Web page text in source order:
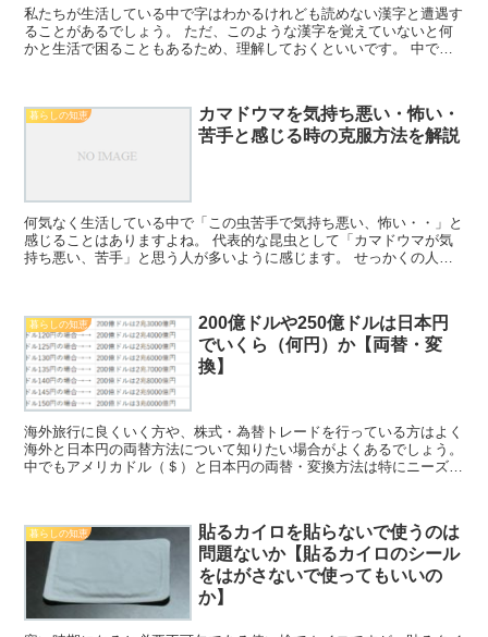
私たちが生活している中で字はわかるけれども読めない漢字と遭遇す
ることがあるでしょう。 ただ、このような漢字を覚えていないと何
かと生活で困ることもあるため、理解しておくといいです。 中でも
暮らしの知恵
カマドウマを気持ち悪い・怖い・
苦手と感じる時の克服方法を解説
何気なく生活している中で「この虫苦手で気持ち悪い、怖い・・」と
感じることはありますよね。 代表的な昆虫として「カマドウマが気
持ち悪い、苦手」と思う人が多いように感じます。 せっかくの人生
暮らしの知恵
200億ドルや250億ドルは日本円
でいくら（何円）か【両替・変
換】
海外旅行に良くいく方や、株式・為替トレードを行っている方はよく
海外と日本円の両替方法について知りたい場合がよくあるでしょう。
中でもアメリカドル（＄）と日本円の両替・変換方法は特にニーズが
暮らしの知恵
貼るカイロを貼らないで使うのは
問題ないか【貼るカイロのシール
をはがさないで使ってもいいの
か】